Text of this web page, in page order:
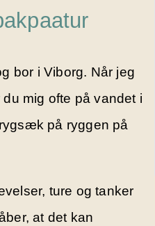
bor i Viborg. Når jeg
mig ofte på vandet i
på ryggen på
ture og tanker
at det kan